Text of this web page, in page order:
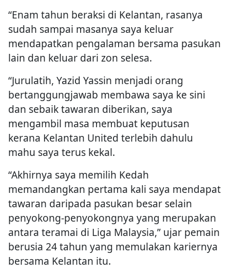
“Enam tahun beraksi di Kelantan, rasanya
sudah sampai masanya saya keluar
mendapatkan pengalaman bersama pasukan
lain dan keluar dari zon selesa.
“Jurulatih, Yazid Yassin menjadi orang
bertanggungjawab membawa saya ke sini
dan sebaik tawaran diberikan, saya
mengambil masa membuat keputusan
kerana Kelantan United terlebih dahulu
mahu saya terus kekal.
“Akhirnya saya memilih Kedah
memandangkan pertama kali saya mendapat
tawaran daripada pasukan besar selain
penyokong-penyokongnya yang merupakan
antara teramai di Liga Malaysia,” ujar pemain
berusia 24 tahun yang memulakan kariernya
bersama Kelantan itu.